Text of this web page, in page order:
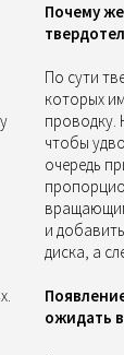
Почему
По сути
которых
проводку.
чтобы
очередь
и
диска, а
ожидать